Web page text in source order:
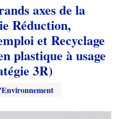
axes de la
Réduction,
et Recyclage
plastique à usage
3R)